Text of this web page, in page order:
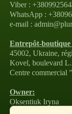
Viber :
WhatsApp :
e-mail :
Entrepôt-
45002, Ukraine,
Kovel, boulevard
Centre commercial
Owner:
Oksentiuk Iryna
tel: +380990473558